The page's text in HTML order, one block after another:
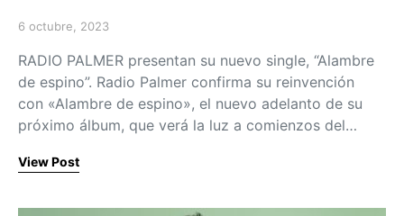
Posted on
6 octubre, 2023
RADIO PALMER presentan su nuevo single, “Alambre
de espino”. Radio Palmer confirma su reinvención
con «Alambre de espino», el nuevo adelanto de su
próximo álbum, que verá la luz a comienzos del…
View Post